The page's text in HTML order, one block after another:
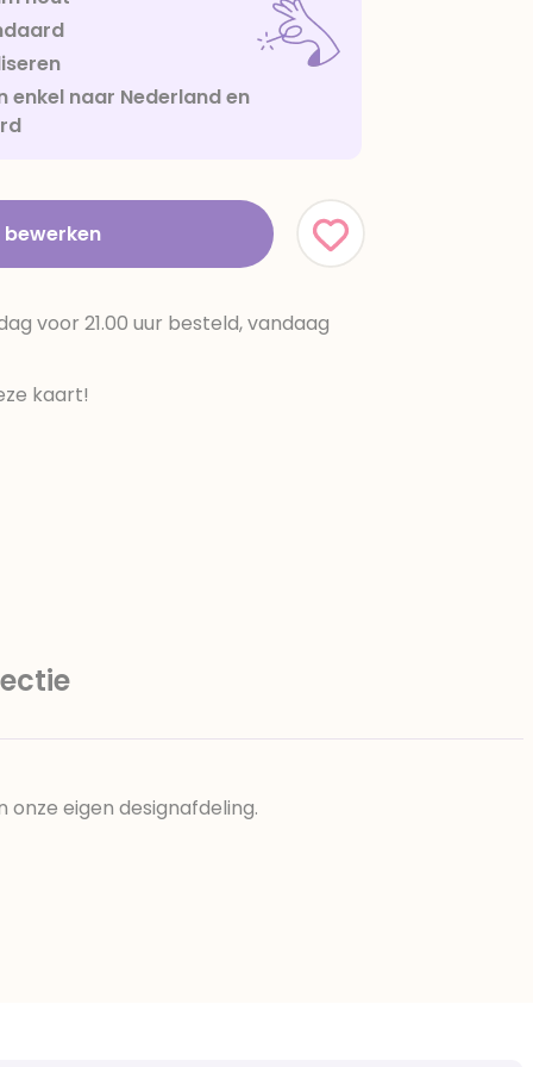
enkel naar Nederland en
voor 21.00 uur besteld, vandaag
kaart!
eigen designafdeling.